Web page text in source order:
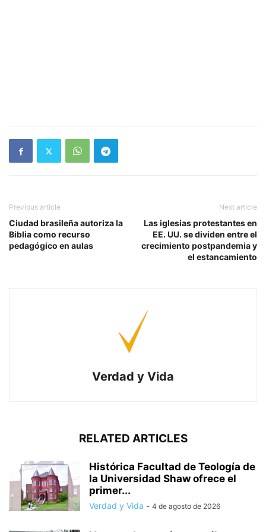
Previous article
Ciudad brasileña autoriza la
Biblia como recurso
pedagógico en aulas
Next article
Las iglesias protestantes en
EE. UU. se dividen entre el
crecimiento postpandemia y
el estancamiento
Verdad y Vida
RELATED ARTICLES
Histórica Facultad de Teología de
la Universidad Shaw ofrece el
primer...
Verdad y Vida - 4 de agosto de 2026